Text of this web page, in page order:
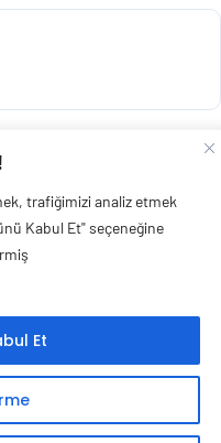
trafiğimizi analiz etmek
Kabul Et" seçeneğine
Et
Ltd Şti | Tüm Hakları Saklıdır.